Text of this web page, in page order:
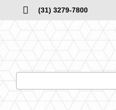
(31) 3279-7800